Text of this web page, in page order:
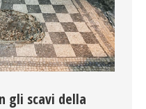
gli scavi della